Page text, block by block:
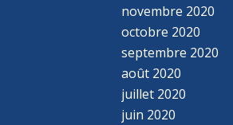
novembre 2020
octobre 2020
septembre 2020
août 2020
juillet 2020
juin 2020